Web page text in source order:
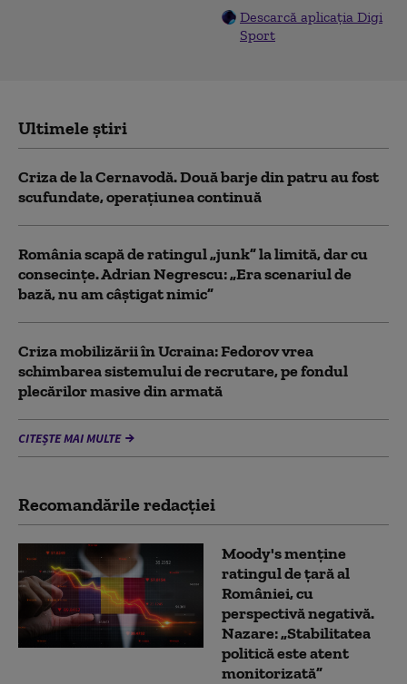
Descarcă aplicația Digi
Sport
Ultimele știri
Criza de la Cernavodă. Două barje din patru au fost
scufundate, operațiunea continuă
România scapă de ratingul „junk” la limită, dar cu
consecinţe. Adrian Negrescu: „Era scenariul de
bază, nu am câștigat nimic”
Criza mobilizării în Ucraina: Fedorov vrea
schimbarea sistemului de recrutare, pe fondul
plecărilor masive din armată
CITEȘTE MAI MULTE
Recomandările redacţiei
Moody's menține
ratingul de țară al
României, cu
perspectivă negativă.
Nazare: „Stabilitatea
politică este atent
monitorizată”